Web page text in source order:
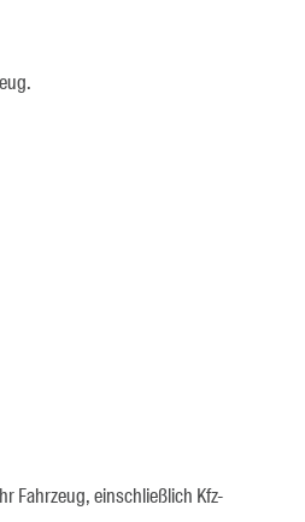
Fahrzeug, einschließlich Kfz-